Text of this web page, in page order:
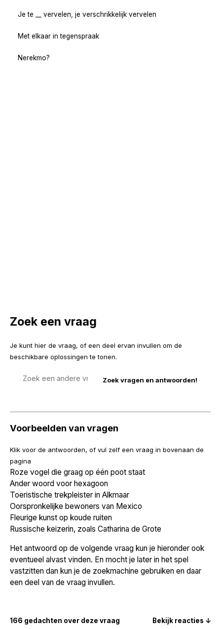
Je te __ vervelen, je verschrikkelijk vervelen
Met elkaar in tegenspraak
Nerekmo?
Zoek een vraag
Je kunt hier de vraag, of een deel ervan invullen om de
beschikbare oplossingen te tonen.
Voorbeelden van vragen
Klik voor de antwoorden, of vul zelf een vraag in bovenaan de
pagina
Roze vogel die graag op één poot staat
Ander woord voor hexagoon
Toeristische trekpleister in Alkmaar
Oorspronkelijke bewoners van Mexico
Fleurige kunst op koude ruiten
Russische keizerin, zoals Catharina de Grote
Het antwoord op de volgende vraag kun je hieronder ook
eventueel alvast vinden. En mocht je later in het spel
vastzitten dan kun je de zoekmachine gebruiken en daar
een deel van de vraag invullen.
166 gedachten over deze vraag Bekijk reacties ↓